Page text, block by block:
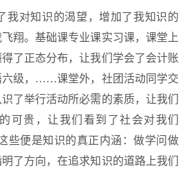
我对知识的渴望，增加了我知识的
翔。基础课专业课实习课，课堂上
了正态分布，让我们学会了会计账
六级，……课堂外，社团活动同学交
了举行活动所必需的素质，让我们
可贵，让我们看到了社会对我们
些便是知识的真正内涵：做学问做
了方向，在追求知识的道路上我们